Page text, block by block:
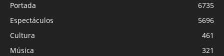
Portada
6735
Espectáculos
5696
Cultura
461
Música
321